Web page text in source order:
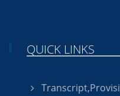
QUICK LINKS